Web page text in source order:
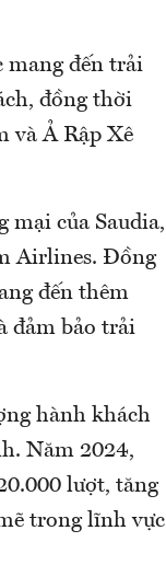
mang đến trải
đồng thời
và Ả Rập Xê
mại của Saudia,
Airlines. Đồng
đến thêm
đảm bảo trải
hành khách
Năm 2024,
lượt, tăng
trong lĩnh vực